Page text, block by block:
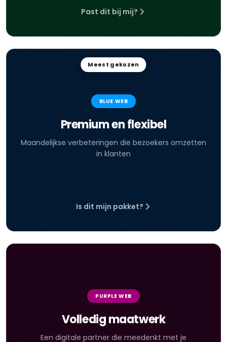
Past dit bij mij?
Meest gekozen
BLUE WEB
Premium en flexibel
Maandelijkse verbeteringen die bezoekers omzetten
in klanten
Is dit mijn pakket?
PURPLE WEB
Volledig maatwerk
Een digitale partner die meedenkt met je